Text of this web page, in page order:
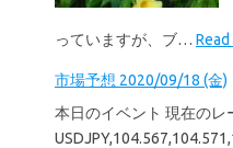
っていますが、ブ…
市場予想 2020/09/18 (金)
本日のイベント 現在のレ